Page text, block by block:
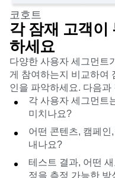
코호트
각 잠재 고객이
하세요
다양한 사용자 세그먼트
게 참여하는지 비교하여
인을 파악하세요. 다음
각 사용자 세그먼트
미치나요?
어떤 콘텐츠, 캠페인
내나요?
테스트 결과, 어떤
정을 측정 가능한